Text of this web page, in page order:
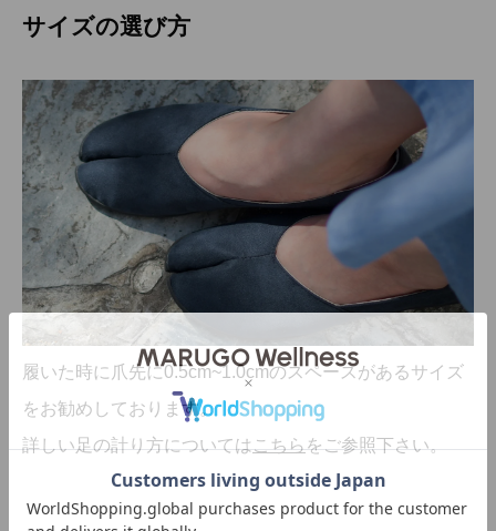
サイズの選び方
履いた時に爪先に0.5cm~1.0cmのスペースがあるサイズ
をお勧めしております。
詳しい足の計り方についてはこちらをご参照下さい。